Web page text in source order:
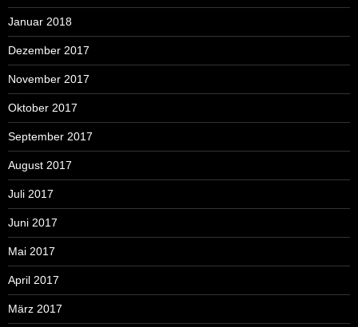
Januar 2018
Dezember 2017
November 2017
Oktober 2017
September 2017
August 2017
Juli 2017
Juni 2017
Mai 2017
April 2017
März 2017